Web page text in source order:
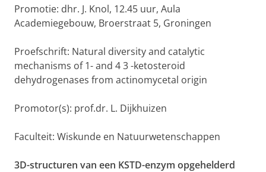
Promotie: dhr. J. Knol, 12.45 uur, Aula
Academiegebouw, Broerstraat 5, Groningen
Proefschrift: Natural diversity and catalytic
mechanisms of 1- and 4 3 -ketosteroid
dehydrogenases from actinomycetal origin
Promotor(s): prof.dr. L. Dijkhuizen
Faculteit: Wiskunde en Natuurwetenschappen
3D-structuren van een KSTD-enzym opgehelderd